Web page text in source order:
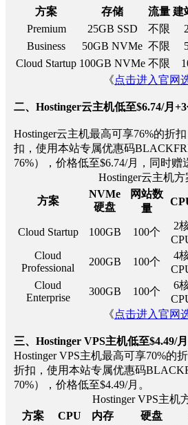
方案 存储 流量 建
Premium
25GB SSD 不限
Business
50GB NVMe 不限
Cloud Startup 100GB NVMe 不限
《点击进入官网
二、Hostinger云主机低至$6.74/月
Hostinger云主机最高可享76%的折
扣，使用本站专属优惠码
76%），价格低至$6.74/月，同时赠
Hostinger云主机
方案
NVMe
硬盘
网站数
量
Cloud Startup
100GB 100个
2
Cloud
Professional
200GB 100个
4
Cloud
Enterprise
300GB 100个
6
《点击进入官网
三、Hostinger VPS主机低至$4.49/月
Hostinger VPS主机最高可享70%的
折扣，使用本站专属优惠码
70%），价格低至$4.49/月。
Hostinger VPS主机
方案
CPU 内存 硬盘